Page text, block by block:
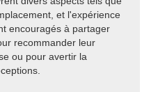
et l'expérience
encouragés à partager
recommander leur
ou pour avertir la